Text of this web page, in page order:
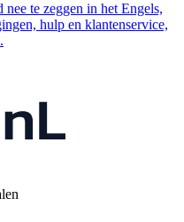
te zeggen in het Engels,
hulp en klantenservice,